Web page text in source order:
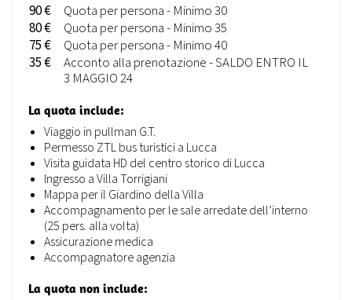
90 €
Quota per persona - Minimo 30
80 €
Quota per persona - Minimo 35
75 €
Quota per persona - Minimo 40
35 €
Acconto alla prenotazione - SALDO ENTRO IL
3 MAGGIO 24
La quota include:
Viaggio in pullman G.T.
Permesso ZTL bus turistici a Lucca
Visita guidata HD del centro storico di Lucca
Ingresso a Villa Torrigiani
Mappa per il Giardino della Villa
Accompagnamento per le sale arredate dell’interno
(25 pers. alla volta)
Assicurazione medica
Accompagnatore agenzia
La quota non include: